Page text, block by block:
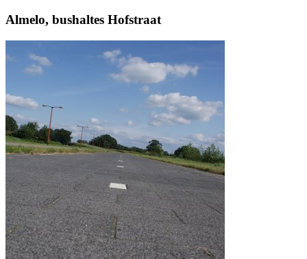
Almelo, bushaltes Hofstraat